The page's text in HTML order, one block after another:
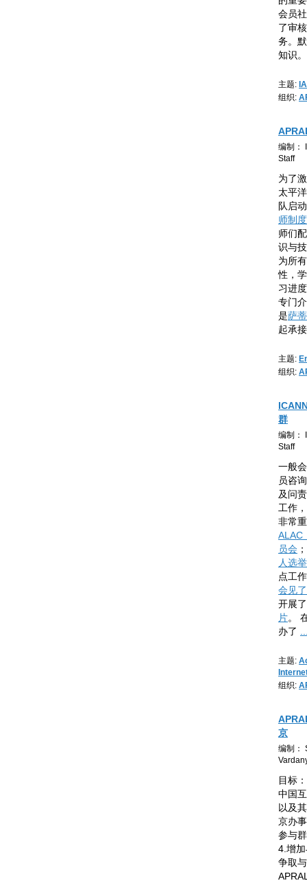
会员
了审
务。
知识
主题:
组织:
编制：
Staff
为了
太平
队启
师制度
师们
识与
为所
性，
习进
专门
是萨
起承接
主题:
组织:
群
编制：
Staff
一般
员咨
及问
工作
非常
ALAC
员会
人选
点工
会见了
开展
片。
办了
主题:
组织:
京
编制：
目标
中国
以及
京办
参与
4.增
争取